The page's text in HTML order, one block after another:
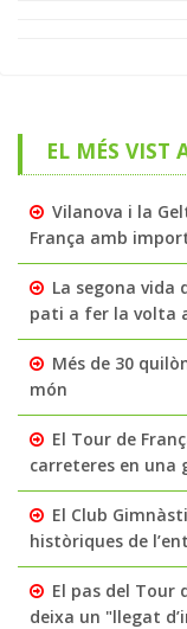
EL MÉS VIST
Vilanova i la
França amb
La segona vida
pati a fer la volta
Més de 30
món
El Tour de
carreteres en
El Club
històriques de
El pas del Tour
deixa un "llegat